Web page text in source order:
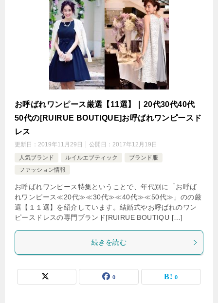
お呼ばれワンピース厳選【11選】｜20代30代40代
50代の[RUIRUE BOUTIQUE]お呼ばれワンピースド
レス
更新日： 2019年11月29日 公開日： 2017年12月19日
人気ブランド
ルイルエブティック
ブランド服
ファッション情報
お呼ばれワンピース特集ということで、年代別に「お呼ば
れワンピース≪20代≫≪30代≫≪40代≫≪50代≫」のの厳
選【１１選】を紹介しています。結婚式やお呼ばれのワン
ピースドレスの専門ブランド[RUIRUE BOUTIQU […]
続きを読む
0 0